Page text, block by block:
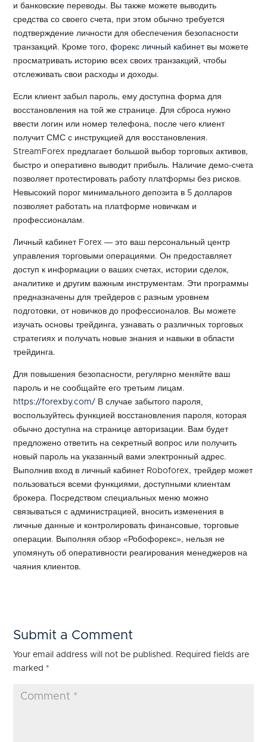
и банковские переводы. Вы также можете выводить
средства со своего счета, при этом обычно требуется
подтверждение личности для обеспечения безопасности
транзакций. Кроме того,форекс личный кабинетвы можете
просматривать историю всех своих транзакций, чтобы
отслеживать свои расходы и доходы.
Если клиент забыл пароль, ему доступна форма для
восстановления на той же странице. Для сброса нужно
ввести логин или номер телефона, после чего клиент
получит СМС с инструкцией для восстановления.
StreamForex предлагает большой выбор торговых активов,
быстро и оперативно выводит прибыль. Наличие демо-счета
позволяет протестировать работу платформы без рисков.
Невысокий порог минимального депозита в 5 долларов
позволяет работать на платформе новичкам и
профессионалам.
Личный кабинет Forex ― это ваш персональный центр
управления торговыми операциями. Он предоставляет
доступ к информации о ваших счетах, истории сделок,
аналитике и другим важным инструментам. Эти программы
предназначены для трейдеров с разным уровнем
подготовки, от новичков до профессионалов. Вы можете
изучать основы трейдинга, узнавать о различных торговых
стратегиях и получать новые знания и навыки в области
трейдинга.
Для повышения безопасности‚ регулярно меняйте ваш
пароль и не сообщайте его третьим лицам.
https://forexby.com/ В случае забытого пароля‚
воспользуйтесь функцией восстановления пароля‚ которая
обычно доступна на странице авторизации. Вам будет
предложено ответить на секретный вопрос или получить
новый пароль на указанный вами электронный адрес.
Выполнив вход в личный кабинет Roboforex, трейдер может
пользоваться всеми функциями, доступными клиентам
брокера. Посредством специальных меню можно
связываться с администрацией, вносить изменения в
личные данные и контролировать финансовые, торговые
операции. Выполняя обзор «Робофорекс», нельзя не
упомянуть об оперативности реагирования менеджеров на
чаяния клиентов.
Submit a Comment
Your email address will not be published. Required fields are
marked *